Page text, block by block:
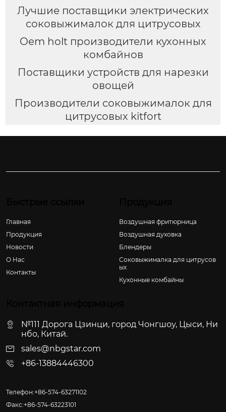
Лучшие поставщики электрических
соковыжималок для цитрусовых
Oem holt производители кухонных
комбайнов
Поставщики устройств для нарезки
овощей
Производители соковыжималок для
цитрусовых kitfort
Главная
Продукция
Новости
О Hас
Контакты
Воздушная фритюрница
Воздушная духовка
Блендеры
Соковыжималка для цитрусов
ых
Кухонные комбайны
№111 Дорога Цзинци, город Чонгшоу, Цыси, Ни
нбо, Китай.
sales@nbgstar.com
+86-13884446300
Телефон:+86-574-63271102
Факс:+86-574-63223101